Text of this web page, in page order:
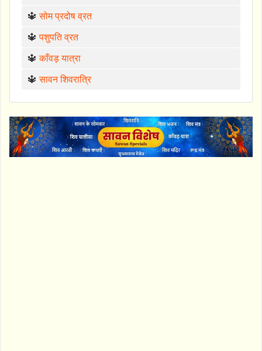
🔱सोम प्रदोष व्रत
🔱पशुपति व्रत
🔱काँवड़ यात्रा
🔱सावन शिवरात्रि